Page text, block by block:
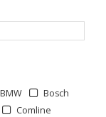
BMW
Bosch
Comline